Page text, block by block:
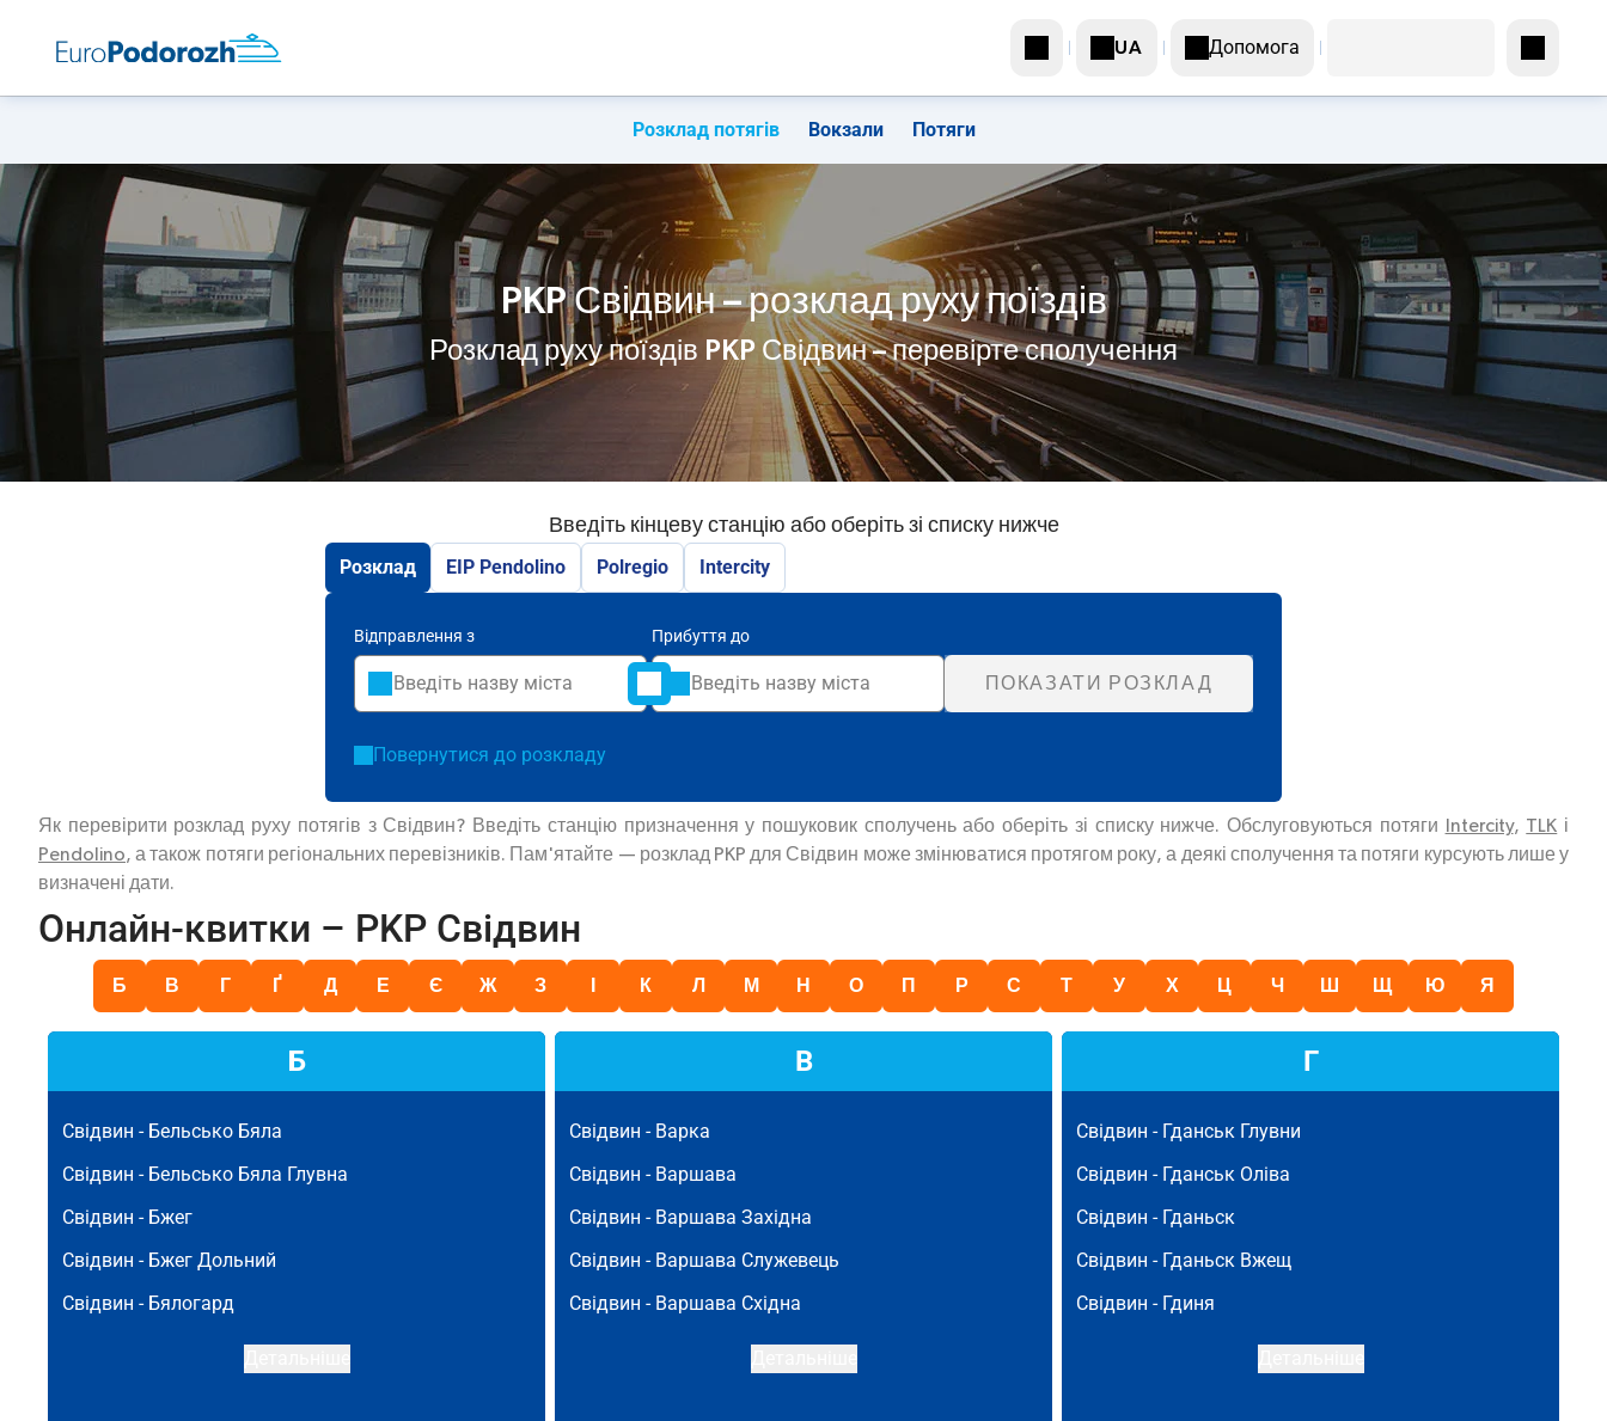
UA Допомога
Розклад потягів Вокзали Потяги
PKP Свідвин – розклад руху поїздів
Розклад руху поїздів PKP Свідвин – перевірте сполучення
Введіть кінцеву станцію або оберіть зі списку нижче
Розклад EIP Pendolino Polregio Intercity
Відправлення з Прибуття до
ПОКАЗАТИ РОЗКЛАД
Повернутися до розкладу
Як перевірити розклад руху потягів з Свідвин? Введіть станцію призначення у пошуковик сполучень або оберіть зі списку нижче. Обслуговуються потяги Intercity, TLK і
Pendolino, а також потяги регіональних перевізників. Пам'ятайте — розклад PKP для Свідвин може змінюватися протягом року, а деякі сполучення та потяги курсують лише у
визначені дати.
Онлайн-квитки – PKP Свідвин
Б В Г Ґ Д Е Є Ж З К Л М Н О П Р С Т У Х Ц Ч Ш Щ Ю Я
Б
Свідвин - Бельсько Бяла
Свідвин - Бельсько Бяла Глувна
Свідвин - Бжег
Свідвин - Бжег Дольний
Свідвин - Бялогард
В
Свідвин - Варка
Свідвин - Варшава
Свідвин - Варшава Західна
Свідвин - Варшава Служевець
Свідвин - Варшава Східна
Г
Свідвин - Гданськ Глувни
Свідвин - Гданськ Оліва
Свідвин - Гданьск
Свідвин - Гданьск Вжещ
Свідвин - Гдиня